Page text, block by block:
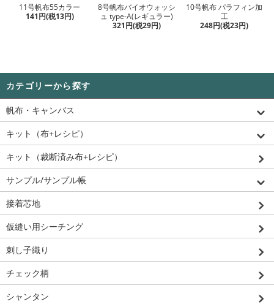
11号帆布55カラー
141円(税13円)
8号帆布バイオウォッシ
ュ type-A(レギュラー)
321円(税29円)
10号帆布 パラフィン加
工
248円(税23円)
カテゴリーから探す
帆布・キャンバス
キット（布+レシピ）
キット（裁断済み布+レシピ）
サンプル/サンプル帳
接着芯地
仮縫い用シーチング
刺し子織り
チェック柄
シャンタン